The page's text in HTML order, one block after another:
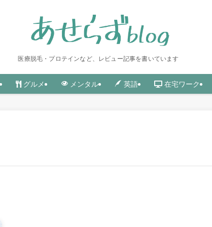
医療脱毛・プロテインなど、レビュー記事を書いています
グルメ メンタル 英語 在宅ワーク